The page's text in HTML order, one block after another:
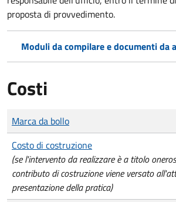
proposta di provvedimento.
Moduli da compilare e documenti da
Costi
Tipo di pagamento
Importo
Marca da bollo
Costo di costruzione
(se l'intervento da realizzare è a titolo
contributo di costruzione viene versato
presentazione della pratica)